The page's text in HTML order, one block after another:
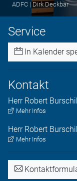
ADFC | Dirk Deckbar
Service
In Kalender
Kontakt
Herr Robert
Mehr Infos
Herr Robert
Mehr Infos